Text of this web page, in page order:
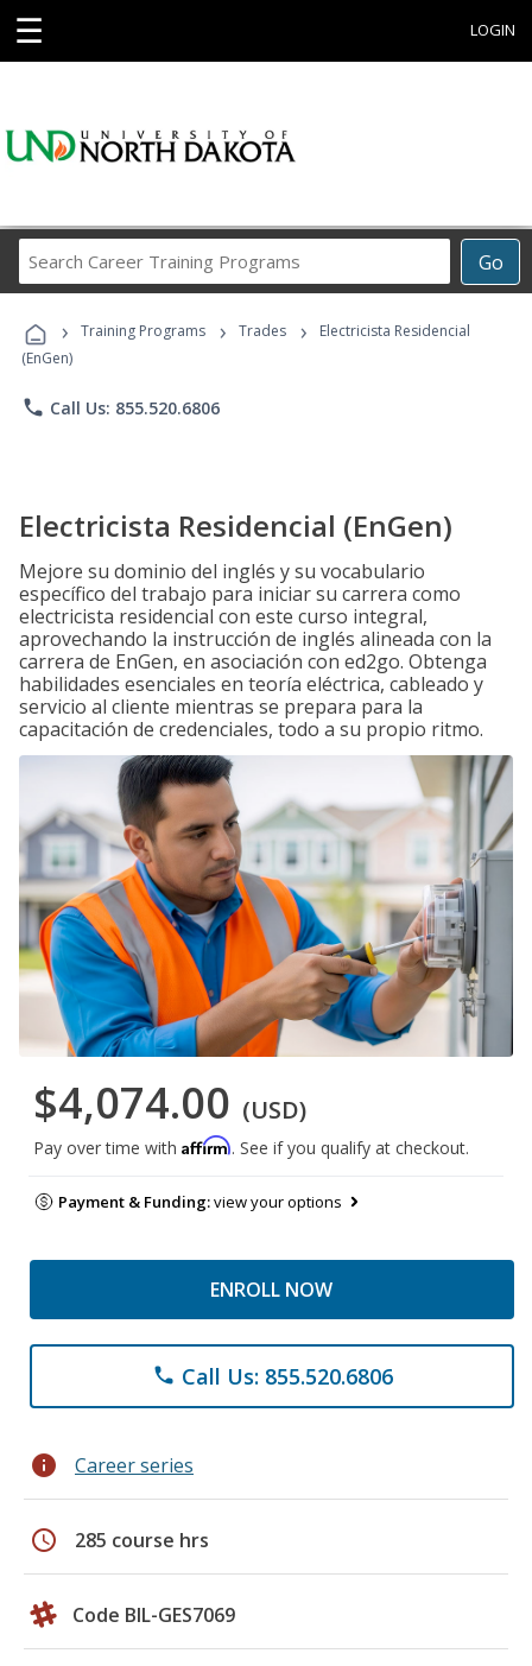
☰ LOGIN
Go
Career
Programs
› Training Programs › Trades ›
Electricista Residencial
(EnGen)
phone Call Us: 855.520.6806
Electricista Residencial (EnGen)
Mejore su dominio del inglés y su vocabulario
específico del trabajo para iniciar su carrera como
electricista residencial con este curso integral,
aprovechando la instrucción de inglés alineada con la
carrera de EnGen, en asociación con ed2go. Obtenga
habilidades esenciales en teoría eléctrica, cableado y
servicio al cliente mientras se prepara para la
capacitación de credenciales, todo a su propio ritmo.
$4,074.00 (USD)
Pay over time with Affirm. See if you qualify at checkout.
Payment & Funding:view your options
ENROLL NOW
phone Call Us: 855.520.6806
info Career series
schedule 285 course hrs
Code BIL-GES7069